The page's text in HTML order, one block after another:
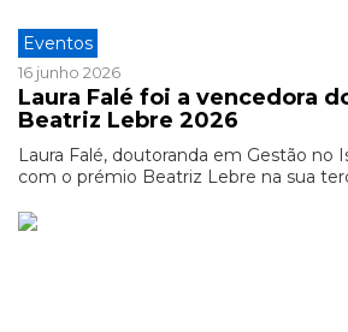
Eventos
16 junho 2026
Laura Falé foi a vencedora
Beatriz Lebre 2026
Laura Falé, doutoranda em Gestão no
com o prémio Beatriz Lebre na sua